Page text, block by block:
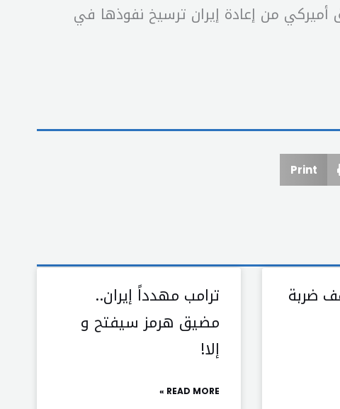
أميركي من إعادة إيران ترسيخ نفوذها في
Print
ضربة
ترامب مهدداً إيران..
مضيق هرمز سيفتح و
إلا!
READ MORE »